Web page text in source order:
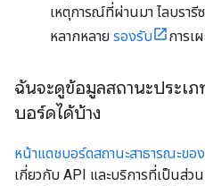
เหตุการณ์ที่ผ่านมา ไลบรารี
หลากหลาย รองรับ การเ
ฉันจะดูข้อมูลสถานะประเ
บอร์ดได้บ้าง
หน้าแดชบอร์ดสถานะสาธารณะขอ
เกี่ยวกับ API และบริการที่เป็นส่